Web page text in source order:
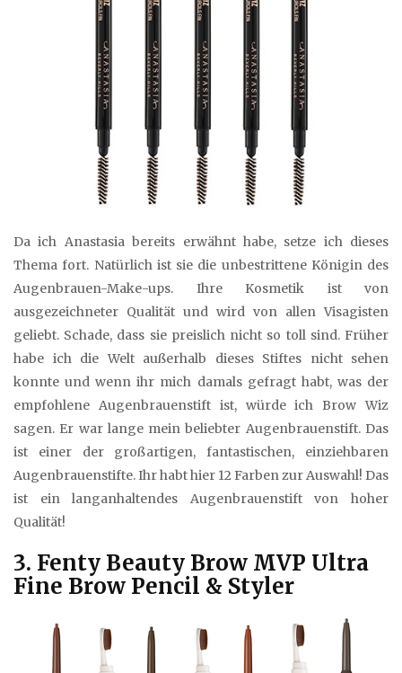
Da ich Anastasia bereits erwähnt habe, setze ich dieses
Thema fort. Natürlich ist sie die unbestrittene Königin des
Augenbrauen-Make-ups. Ihre Kosmetik ist von
ausgezeichneter Qualität und wird von allen Visagisten
geliebt. Schade, dass sie preislich nicht so toll sind. Früher
habe ich die Welt außerhalb dieses Stiftes nicht sehen
konnte und wenn ihr mich damals gefragt habt, was der
empfohlene Augenbrauenstift ist, würde ich Brow Wiz
sagen. Er war lange mein beliebter Augenbrauenstift. Das
ist einer der großartigen, fantastischen, einziehbaren
Augenbrauenstifte. Ihr habt hier 12 Farben zur Auswahl! Das
ist ein langanhaltendes Augenbrauenstift von hoher
Qualität!
3. Fenty Beauty Brow MVP Ultra
Fine Brow Pencil & Styler